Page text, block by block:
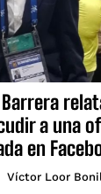
a una
en
Víctor Loor